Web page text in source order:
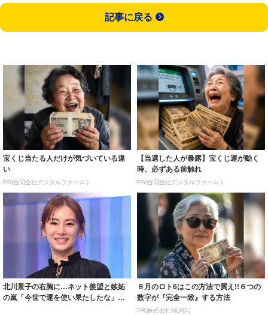
記事に戻る
宝くじ当たる人だけが気づいている違
い
PR(合同会社デジタルファーム )
【当選した人が暴露】宝くじ運が動く
時、必ずある前触れ
PR(合同会社デジタルファーム )
北川景子の右胸に…ネット羨望と嫉妬
の嵐「今世で運を使い果たしたな」
８月のロト6はこの方法で買え!!６つの
数字が『完全一致』する方法
PR(株式会社MURA)